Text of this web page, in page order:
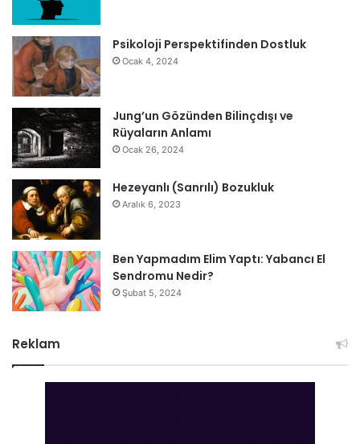
Psikoloji Perspektifinden Dostluk
Ocak 4, 2024
Jung’un Gözünden Bilinçdışı ve
Rüyaların Anlamı
Ocak 26, 2024
Hezeyanlı (Sanrılı) Bozukluk
Aralık 6, 2023
Ben Yapmadım Elim Yaptı: Yabancı El
Sendromu Nedir?
Şubat 5, 2024
Reklam